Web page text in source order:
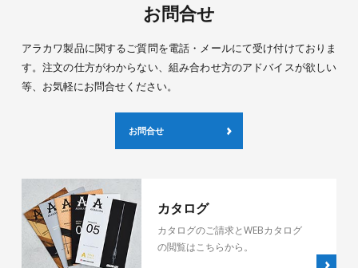
お問合せ
アラカワ製品に関するご質問を電話・メールにて受け付けておりま
す。注文の仕方がわからない、組み合わせ方のアドバイスが欲しい
等、お気軽にお問合せください。
お問合せ
カタログ
カタログのご請求とWEBカタログ
の閲覧はこちらから。